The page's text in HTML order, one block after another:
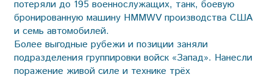
потеряли до 195 военнослужащих, танк, боевую
бронированную машину HMMWV производства США
и семь автомобилей.
Более выгодные рубежи и позиции заняли
подразделения группировки войск «Запад». Нанесли
поражение живой силе и технике трёх